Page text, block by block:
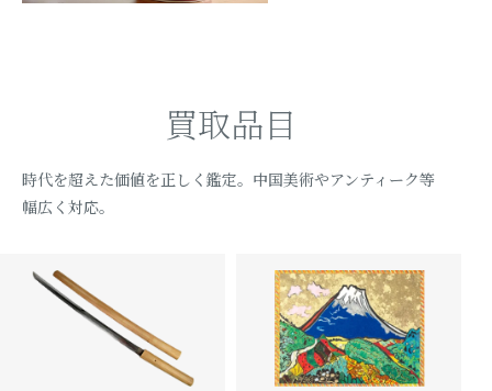
買取品目
時代を超えた価値を正しく鑑定。中国美術やアンティーク等
幅広く対応。